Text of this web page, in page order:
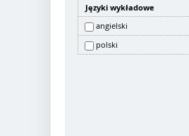
Języki wykładowe
angielski
polski